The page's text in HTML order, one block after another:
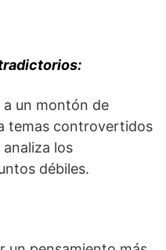
a un montón de
temas controvertidos
los
débiles.